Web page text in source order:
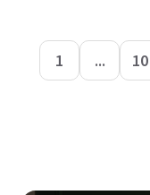
1 ... 10